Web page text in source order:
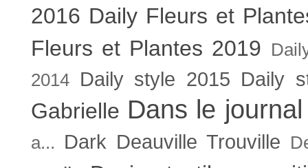
2016 Daily Fleurs et
Fleurs et Plantes 2019
2014
Daily style 2015 Daily
Gabrielle Dans le journal
a... Dark Deauville Trouville